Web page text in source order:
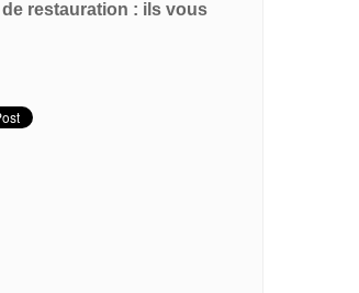
restauration : ils vous